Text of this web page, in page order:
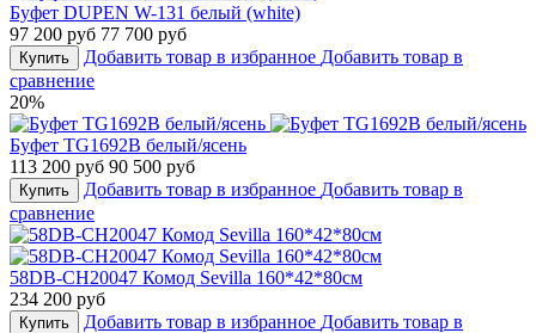
Буфет DUPEN W-131 белый (white)
97 200 руб 77 700 руб
Купить Добавить товар в избранное Добавить товар в
сравнение
20%
Буфет TG1692B белый/ясень
113 200 руб 90 500 руб
Купить Добавить товар в избранное Добавить товар в
сравнение
58DB-CH20047 Комод Sevilla 160*42*80см
234 200 руб
Купить Добавить товар в избранное Добавить товар в